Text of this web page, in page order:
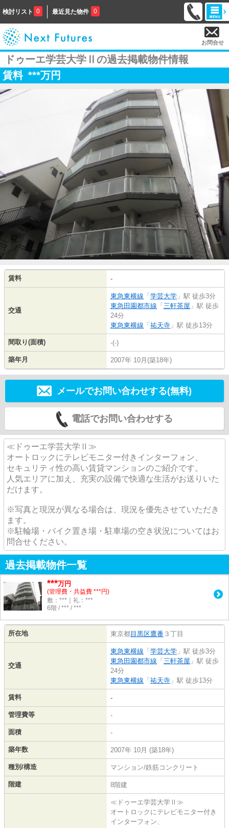
検討リスト 0 最近見た物件 0
お問合せ
ドゥーエ学芸大学Ⅱの過去掲載物件情報
賃料 ***万円
賃料 -
交通
東急東横線 「 学芸大学 」駅 徒歩3分
東急田園都市線 「 三軒茶屋 」駅 徒歩
24分
東急東横線 「 祐天寺 」駅 徒歩13分
間取り(面積) -(-)
築年月 2007年 10月(築18年)
メールでお問い合わせする(無料)
電話でお問い合わせする
≪ドゥーエ学芸大学Ⅱ≫
オートロックにテレビモニター付きインターフォン、
セキュリティ性の高い賃貸マンションのご紹介です。
人気エリアに加え、充実の設備で快適な生活がお送りいた
だけます。
※写真と現況が異なる場合は、現況を優先させていただき
ます。
※駐輪場・バイク置き場・駐車場の空き状況についてはお
問合せください。
過去掲載物件一覧
***万円
(管理費・共益費 ***円)
敷：***｜礼：***
6階 / *** / ***
所在地 東京都目黒区鷹番 ３丁目
交通
東急東横線 「 学芸大学 」駅 徒歩3分
東急田園都市線 「 三軒茶屋 」駅 徒歩
24分
東急東横線 「 祐天寺 」駅 徒歩13分
賃料 -
管理費等 -
面積 -
築年数 2007年 10月 (築18年)
種別/構造 マンション/鉄筋コンクリート
階建 8階建
≪ドゥーエ学芸大学Ⅱ≫
オートロックにテレビモニター付き
インターフォン、